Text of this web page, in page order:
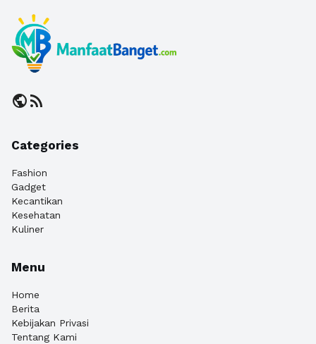
publicrss_feed
Categories
Fashion
Gadget
Kecantikan
Kesehatan
Kuliner
Menu
Home
Berita
Kebijakan Privasi
Tentang Kami